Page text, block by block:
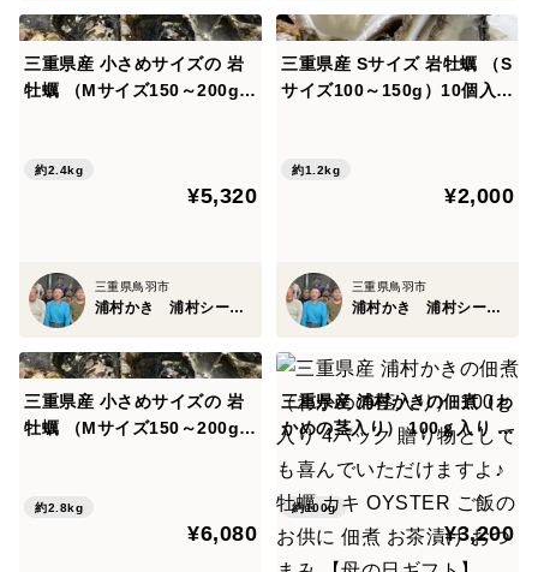
複数商品のまとめて発送や、商品に関する質問等ごいま
したら注文前にお気軽にお問い合わせください。
す当店では、リピーター様や牡蠣が好きなお客様がすで
これにより、不要な廃棄物の発生を防ぎ、資源の有効活
用に貢献しています。
お客様一人ひとりのご協力が、持続可能な未来を築く一
歩となります。
お持ちでない方で簡易カキナイフをご希望の方は備考欄
【カキナイフ希望】と記載ください。
無料にて1本までお付けいたします。
三重県産 小さめサイズの 岩
牡蠣 （Mサイズ150～200g）
Q約2.4kg
¥5,320
三重県鳥羽市
浦村かき 浦村シーファーム
三重県産 Sサイズ 岩牡蠣 （S
サイズ100～150g）10個入り
約1.2kg
¥2,000
三重県鳥羽市
浦村かき 浦村シーファーム
三重県産 小さめサイズの 岩
牡蠣 （Mサイズ150～200g）
Q約2.8kg
¥6,080
三重県産 浦村かきの佃煮（わ
かめの茎入り） 100ｇ入り 4
いただけますよ♪ 牡蠣 カキ O
YSTER ご飯のお供に 佃煮 お
茶漬け おつまみ 【母の日ギ
フト】
約100g
¥3,200